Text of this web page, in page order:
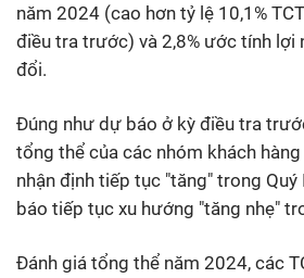
năm 2024 (cao hơn tỷ lệ 10,1%
điều tra trước) và 2,8% ước tính lợi
đổi.
Đúng như dự báo ở kỳ điều tra
tổng thể của các nhóm khách
nhận định tiếp tục "tăng" trong
báo tiếp tục xu hướng "tăng nhẹ"
Đánh giá tổng thể năm 2024, các